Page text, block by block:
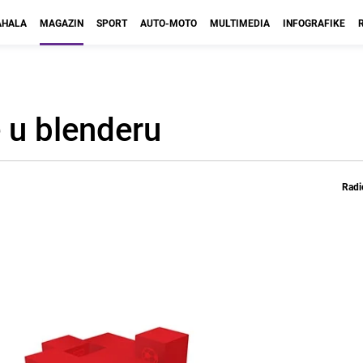
MAGAZIN SPORT AUTO-MOTO MULTIMEDIA INFOGRAFIKE
blenderu